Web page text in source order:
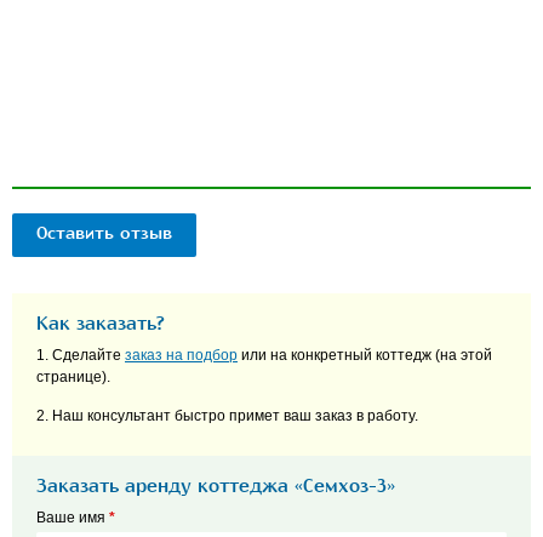
Оставить отзыв
Как заказать?
1. Сделайте заказ на подбор или на конкретный коттедж (на этой
странице).
2. Наш консультант быстро примет ваш заказ в работу.
Заказать аренду коттеджа «Семхоз-3»
Ваше имя *